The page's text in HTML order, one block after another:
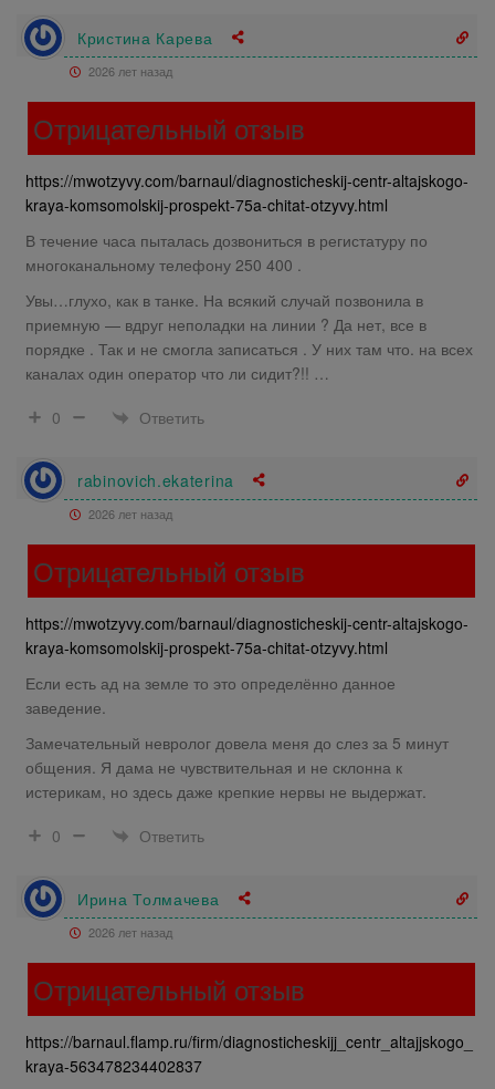
Кристина Карева
2026 лет назад
Отрицательный отзыв
https://mwotzyvy.com/barnaul/diagnosticheskij-centr-altajskogo-
kraya-komsomolskij-prospekt-75a-chitat-otzyvy.html
В течение часа пыталась дозвониться в регистатуру по
многоканальному телефону 250 400 .
Увы…глухо, как в танке. На всякий случай позвонила в
приемную — вдруг неполадки на линии ? Да нет, все в
порядке . Так и не смогла записаться . У них там что. на всех
каналах один оператор что ли сидит?!! …
0
Ответить
rabinovich.ekaterina
2026 лет назад
Отрицательный отзыв
https://mwotzyvy.com/barnaul/diagnosticheskij-centr-altajskogo-
kraya-komsomolskij-prospekt-75a-chitat-otzyvy.html
Если есть ад на земле то это определённо данное
заведение.
Замечательный невролог довела меня до слез за 5 минут
общения. Я дама не чувствительная и не склонна к
истерикам, но здесь даже крепкие нервы не выдержат.
0
Ответить
Ирина Толмачева
2026 лет назад
Отрицательный отзыв
https://barnaul.flamp.ru/firm/diagnosticheskijj_centr_altajjskogo_
kraya-563478234402837